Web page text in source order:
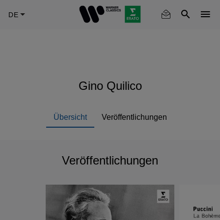
Gino Quilico
Übersicht Veröffentlichungen
Veröffentlichungen